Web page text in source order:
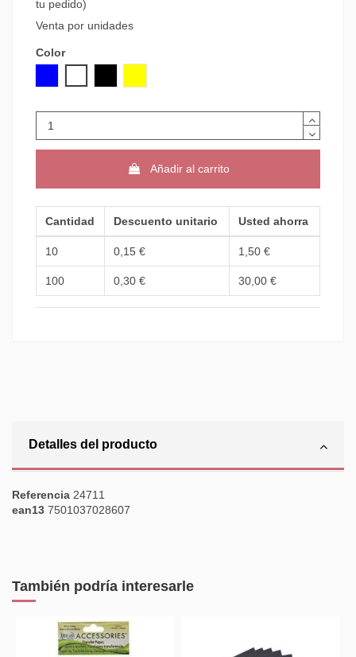
tu pedido)
Venta por unidades
Color
Añadir al carrito
Cantidad Descuento unitario Usted ahorra
10 0,15 € 1,50 €
100 0,30 € 30,00 €
Detalles del producto
Referencia 24711
ean13 7501037028607
También podría interesarle